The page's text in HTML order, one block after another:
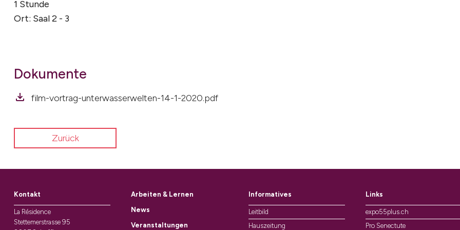
1 Stunde
Ort: Saal 2 - 3
Dokumente
film-vortrag-unterwasserwelten-14-1-2020.pdf
Zurück
Kontakt
La Résidence
Stettemerstrasse 95
Arbeiten & Lernen
News
Veranstaltungen
Informatives
Leitbild
Hauszeitung
Links
expo55plus.ch
Pro Senectute